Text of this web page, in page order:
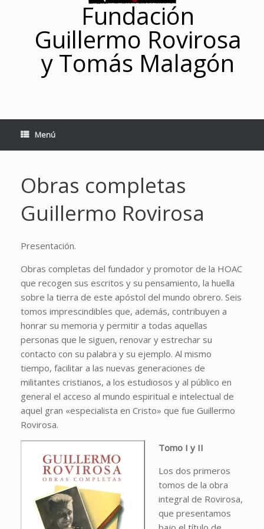
Fundación
Guillermo Rovirosa
y Tomás Malagón
Menú
Obras completas
Guillermo Rovirosa
Presentación.
Obras completas del fundador y promotor de la HOAC
que recogen sus escritos y su pensamiento, la huella
sobre la tierra de este apóstol del mundo obrero. Seis
tomos imprescindibles que, además, contribuyen a
honrar su memoria y permitir a todas aquellas
personas que le siguen, renovar y estrechar su
contacto con su palabra y su ejemplo. Al mismo
tiempo, facilitar a las nuevas generaciones de
militantes cristianos, a los estudiosos y al público en
general el acceso al mundo espiritual e intelectual de
aquel gran «especialista en Cristo» que fue Guillermo
Rovirosa.
Tomo I y II
Los dos primeros
tomos de la obra
integral de Rovirosa,
que presentamos